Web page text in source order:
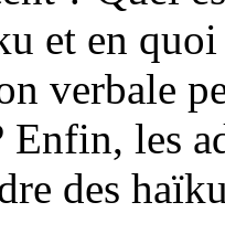
et en
verbale
Enfin, les
des